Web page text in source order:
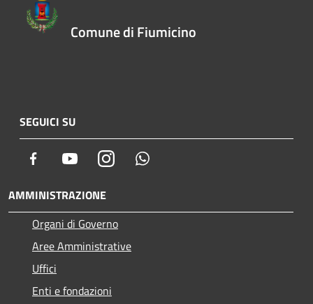
Comune di Fiumicino
SEGUICI SU
Facebook YoutubeInstagram
AMMINISTRAZIONE
Organi di Governo
Aree Amministrative
Uffici
Enti e fondazioni